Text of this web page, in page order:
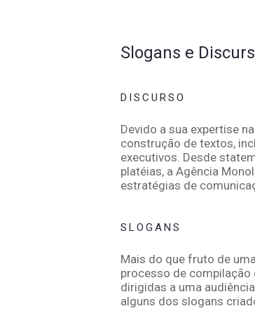
Slogans e
DISCURSO
Devido a sua expertise
construção de textos,
executivos. Desde
platéias, a Agência
estratégias de
SLOGANS
Mais do que fruto de
processo de compilação
dirigidas a uma
alguns dos slogans